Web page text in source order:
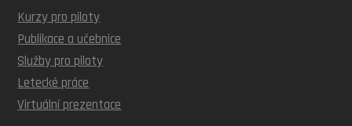
Kurzy pro piloty
Publikace a učebnice
Služby pro piloty
Letecké práce
Virtuální prezentace